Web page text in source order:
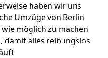
haben wir uns
Umzüge von Berlin
möglich zu machen
, damit alles reibungslos